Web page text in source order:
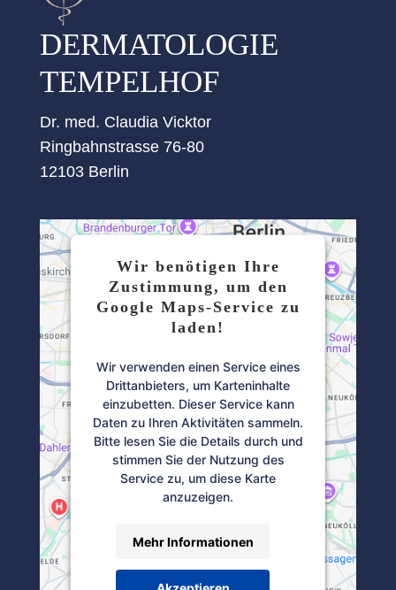
DERMATOLOGIE
TEMPELHOF
Dr. med. Claudia Vicktor
Ringbahnstrasse 76-80
12103 Berlin
Wir benötigen Ihre
Zustimmung, um den
Google Maps-Service zu
laden!
Wir verwenden einen Service eines
Drittanbieters, um Karteninhalte
einzubetten. Dieser Service kann
Daten zu Ihren Aktivitäten sammeln.
Bitte lesen Sie die Details durch und
stimmen Sie der Nutzung des
Service zu, um diese Karte
anzuzeigen.
Mehr Informationen